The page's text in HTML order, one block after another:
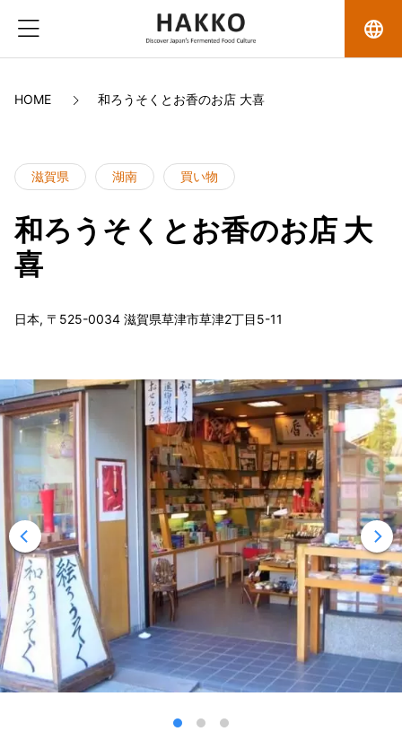
language
HOME 和ろうそくとお香のお店 大喜
滋賀県 湖南 買い物
和ろうそくとお香のお店 大
喜
日本, 〒525-0034 滋賀県草津市草津2丁目5-11